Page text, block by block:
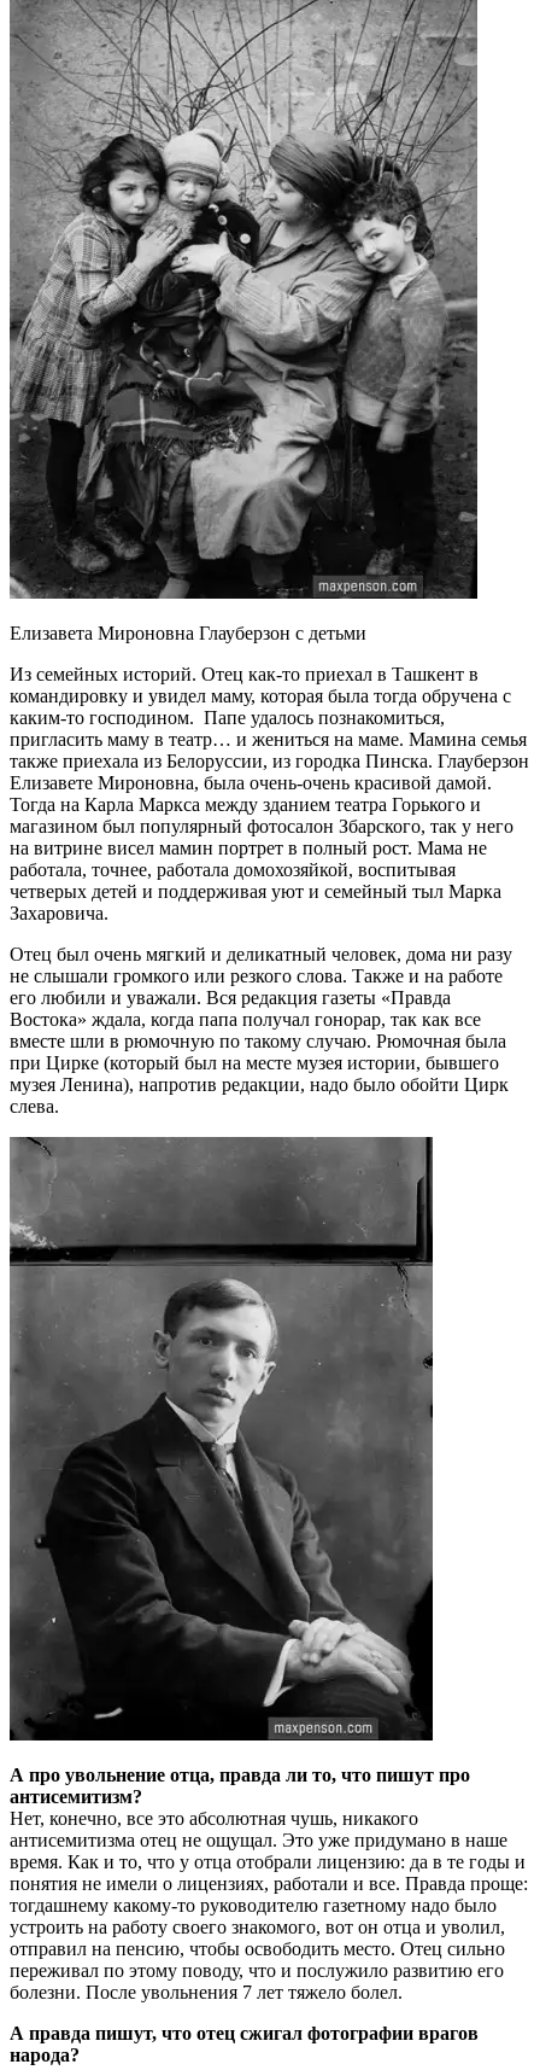
Елизавета Мироновна Глауберзон с детьми
Из семейных историй. Отец как-то приехал в Ташкент в
командировку и увидел маму, которая была тогда обручена с
каким-то господином. Папе удалось познакомиться,
пригласить маму в театр… и жениться на маме. Мамина семья
также приехала из Белоруссии, из городка Пинска. Глауберзон
Елизавете Мироновна, была очень-очень красивой дамой.
Тогда на Карла Маркса между зданием театра Горького и
магазином был популярный фотосалон Збарского, так у него
на витрине висел мамин портрет в полный рост. Мама не
работала, точнее, работала домохозяйкой, воспитывая
четверых детей и поддерживая уют и семейный тыл Марка
Захаровича.
Отец был очень мягкий и деликатный человек, дома ни разу
не слышали громкого или резкого слова. Также и на работе
его любили и уважали. Вся редакция газеты «Правда
Востока» ждала, когда папа получал гонорар, так как все
вместе шли в рюмочную по такому случаю. Рюмочная была
при Цирке (который был на месте музея истории, бывшего
музея Ленина), напротив редакции, надо было обойти Цирк
слева.
А про увольнение отца, правда ли то, что пишут про
антисемитизм?
Нет, конечно, все это абсолютная чушь, никакого
антисемитизма отец не ощущал. Это уже придумано в наше
время. Как и то, что у отца отобрали лицензию: да в те годы и
понятия не имели о лицензиях, работали и все. Правда проще:
тогдашнему какому-то руководителю газетному надо было
устроить на работу своего знакомого, вот он отца и уволил,
отправил на пенсию, чтобы освободить место. Отец сильно
переживал по этому поводу, что и послужило развитию его
болезни. После увольнения 7 лет тяжело болел.
А правда пишут, что отец сжигал фотографии врагов
народа?